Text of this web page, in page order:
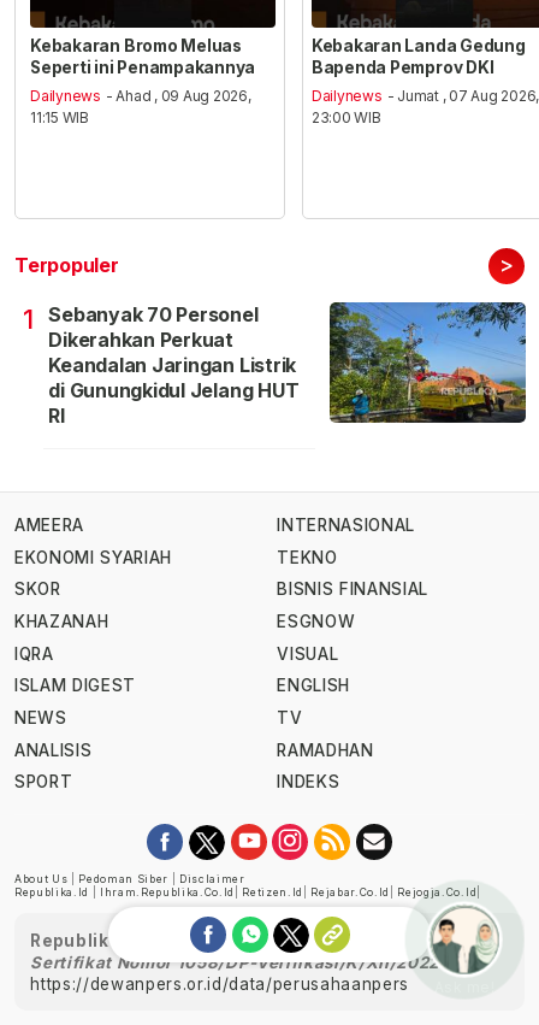
Kebakaran Bromo Meluas
Seperti ini Penampakannya
Dailynews - Ahad , 09 Aug 2026,
11:15 WIB
Kebakaran Landa Gedung
Bapenda Pemprov DKI
Dailynews - Jumat , 07 Aug 2026,
23:00 WIB
Terpopuler >
1
Sebanyak 70 Personel
Dikerahkan Perkuat
Keandalan Jaringan Listrik
di Gunungkidul Jelang HUT
RI
AMEERA
EKONOMI SYARIAH
SKOR
KHAZANAH
IQRA
ISLAM DIGEST
NEWS
ANALISIS
SPORT
INTERNASIONAL
TEKNO
BISNIS FINANSIAL
ESGNOW
VISUAL
ENGLISH
TV
RAMADHAN
INDEKS
About Us Pedoman Siber
Disclaimer
Republika.id
Ihram.republika.co.id Retizen.id Rejabar.co.id Rejogja.co.id
Republika telah diverifikasi oleh Dewan Pers
Sertifikat Nomor 1058/DP-Verifikasi/K/XII/2022
https://dewanpers.or.id/data/perusahaanpers